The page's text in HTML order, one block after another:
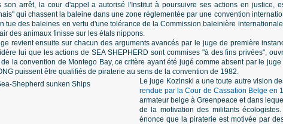
son arrêt, la cour d'appel a autorisé l'Institut à poursuivre ses actions en justice,
qui chassent la baleine dans une zone réglementée par une convention
tue des baleines en vertu d'une tolérance de la Commission baleinière
des animaux finisse sur les étals nippons.
revient ensuite sur chacun des arguments avancés par le juge de première
lui que les actions de SEA SHEPHERD sont commises "à des fins privées",
la convention de Montego Bay, ce critère ayant été jugé comme absent par le
puissent être qualifiés de piraterie au sens de la convention de 1982.
Le juge Kozinski a une toute autre vision
rendue par la Cour de Cassation Belge en
armateur belge à Greenpeace et dans
de la motivation des militants
énonce que la piraterie est motivée par